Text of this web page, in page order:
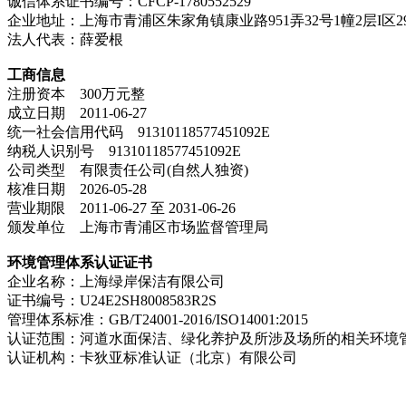
企业地址：上海市青浦区朱家角镇康业路951弄32号1幢2层I区
法人代表：薛爱根
工商信息
注册资本 300万元整
成立日期 2011-06-27
统一社会信用代码 91310118577451092E
纳税人识别号 91310118577451092E
公司类型 有限责任公司(自然人独资)
核准日期 2026-05-28
营业期限 2011-06-27 至 2031-06-26
颁发单位 上海市青浦区市场监督管理局
环境管理体系认证证书
企业名称：上海绿岸保洁有限公司
证书编号：U24E2SH8008583R2S
管理体系标准：GB/T24001-2016/ISO14001:2015
认证范围：河道水面保洁、绿化养护及所涉及场所的相关环境
认证机构：卡狄亚标准认证（北京）有限公司